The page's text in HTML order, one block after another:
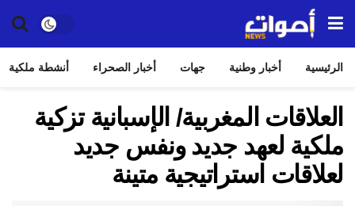
الرئيسية أخبار وطنية جهات أخبار الصحراء أنشطة ملكية
العلاقات المغربية/ الإسبانية تزكية
ملكية لعهد جديد ونفس جديد
لعلاقات استراتيجية متينة